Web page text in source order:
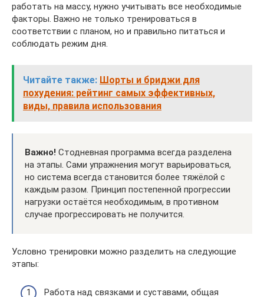
работать на массу, нужно учитывать все необходимые
факторы. Важно не только тренироваться в
соответствии с планом, но и правильно питаться и
соблюдать режим дня.
Читайте также: Шорты и бриджи для
похудения: рейтинг самых эффективных,
виды, правила использования
Важно! Стодневная программа всегда разделена
на этапы. Сами упражнения могут варьироваться,
но система всегда становится более тяжёлой с
каждым разом. Принцип постепенной прогрессии
нагрузки остаётся необходимым, в противном
случае прогрессировать не получится.
Условно тренировки можно разделить на следующие
этапы:
Работа над связками и суставами, общая